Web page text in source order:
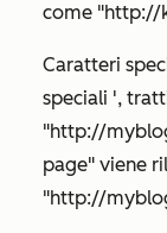
come "http://
Caratteri
speciali ',
"http://
page" viene
"http://